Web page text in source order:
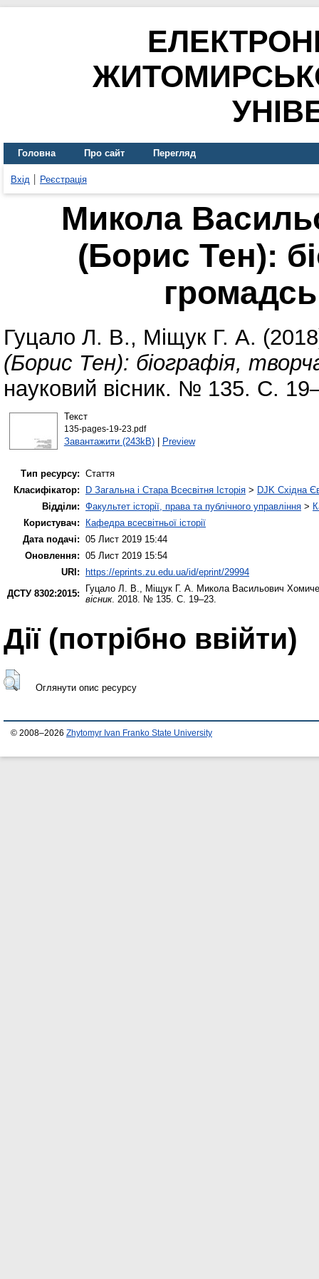
Головна Про сайт Перегляд
Вхід Реєстрація
Микола
(Борис Тен):
Гуцало Л. В., Міщук Г. А.
(Борис Тен): біографія,
науковий вісник. № 135. С.
Текст
135-pages-19-23.pdf
Завантажити (243kB)| Preview
Тип ресурсу: Стаття
Класифікатор:
D Загальна і Стара Всесвітня Історія > DJK Східна
Відділи: Факультет історії, права та публічного управління >
Користувач:
Кафедра всесвітньої історії
Дата подачі: 05 Лист 2019 15:44
Оновлення: 05 Лист 2019 15:54
URI:
https://eprints.zu.edu.ua/id/eprint/29994
ДСТУ 8302:2015:
Гуцало Л. В., Міщук Г. А. Микола Васильович
вісник. 2018. № 135. С. 19–23.
Дії ​​(потрібно ввійти)
Оглянути опис ресурсу
© 2008–2026 Zhytomyr Ivan Franko State University